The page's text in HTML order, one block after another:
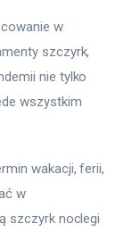
w
szczyrk,
nie tylko
wszystkim
wakacji, ferii,
w
szczyrk noclegi